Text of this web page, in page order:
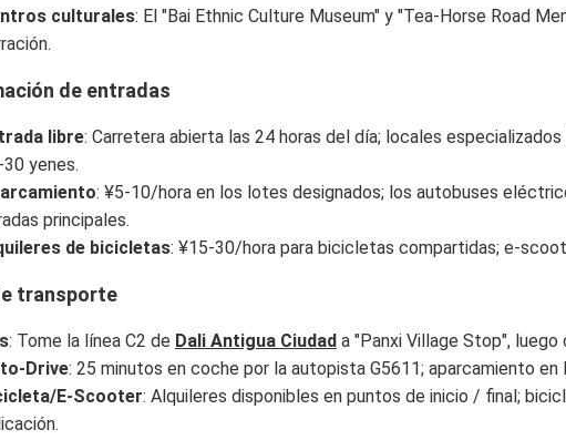
culturales: El "Bai Ethnic Culture Museum" y "Tea-Horse Road
de entradas
libre: Carretera abierta las 24 horas del día; locales
yenes.
: ¥5-10/hora en los lotes designados; los autobuses
principales.
de bicicletas: ¥15-30/hora para bicicletas compartidas; e-
transporte
: Tome la línea C2 de Dali Antigua Ciudad a "Panxi Village Stop", luego
Drive: 25 minutos en coche por la autopista G5611; aparcamiento
E-Scooter: Alquileres disponibles en puntos de inicio / final;